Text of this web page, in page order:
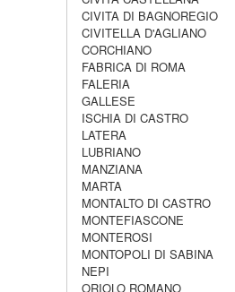
CIVITA DI BAGNOREGIO
CIVITELLA D'AGLIANO
CORCHIANO
FABRICA DI ROMA
FALERIA
GALLESE
ISCHIA DI CASTRO
LATERA
LUBRIANO
MANZIANA
MARTA
MONTALTO DI CASTRO
MONTEFIASCONE
MONTEROSI
MONTOPOLI DI SABINA
NEPI
ORIOLO ROMANO